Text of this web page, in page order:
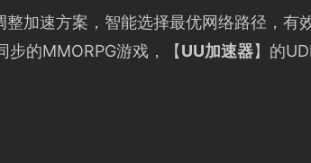
加速方案，智能选择最优网络路径，有
步的MMORPG游戏，【UU加速器】的